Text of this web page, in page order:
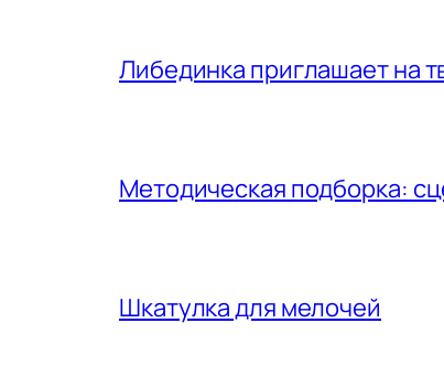
Либединка приглашает на
Методическая подборка:
Шкатулка для мелочей